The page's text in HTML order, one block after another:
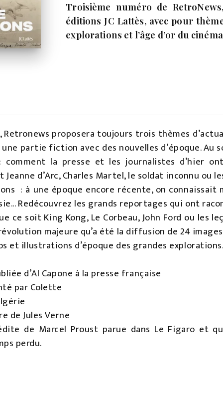
Troisième numéro de
éditions JC Lattès, avec pour
explorations et l’âge d’or du
proposera toujours trois thèmes
partie fiction avec des nouvelles d’époque. Au
la presse et les journalistes d’hier
d’Arc, Charles Martel, le soldat inconnu ou
: à une époque encore récente, on connaissait
Redécouvrez les grands reportages qui ont
ce soit King Kong, Le Corbeau, John Ford ou les
majeure qu’a été la diffusion de 24
et illustrations d’époque des grandes explorations.
d’Al Capone à la presse française
par Colette
de Jules Verne
de Marcel Proust parue dans Le Figaro et
perdu.